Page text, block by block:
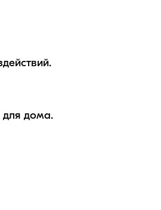
для дома.